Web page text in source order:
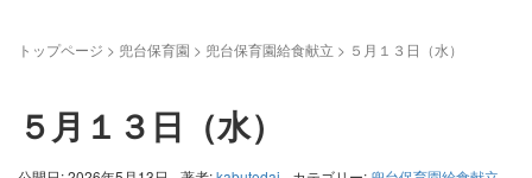
トップページ > 兜台保育園 > 兜台保育園給食献立 > ５月１３日（水）
５月１３日（水）